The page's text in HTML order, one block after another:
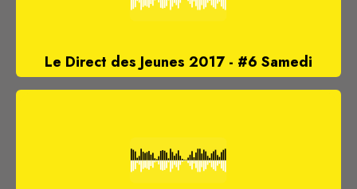
Le Direct des Jeunes 2017 - #6 Samedi